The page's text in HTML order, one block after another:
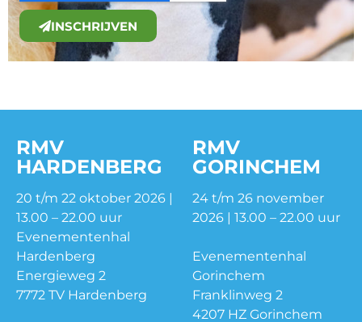
INSCHRIJVEN
RMV
HARDENBERG
20 t/m 22 oktober 2026 |
13.00 – 22.00 uur
Evenementenhal
Hardenberg
Energieweg 2
7772 TV Hardenberg
RMV
GORINCHEM
24 t/m 26 november
2026 | 13.00 – 22.00 uur
Evenementenhal
Gorinchem
Franklinweg 2
4207 HZ Gorinchem